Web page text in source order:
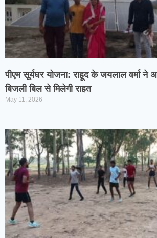
पीएम सूर्यघर योजना: राहूद के जयलाल वर्मा ने
बिजली बिल से मिलेगी राहत
May 11, 2026